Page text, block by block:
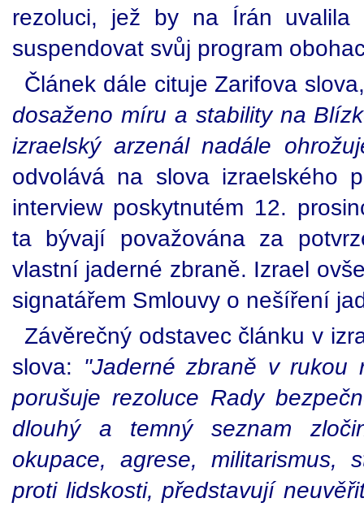
rezoluci, jež by na Írán
suspendovat svůj program
Článek dále cituje Zarifova
dosaženo míru a stability na
izraelský arzenál nadále
odvolává na slova izraelského
interview poskytnutém 12.
ta bývají považována za
vlastní jaderné zbraně. Izrael
signatářem Smlouvy o nešíření
Závěrečný odstavec článku v
slova: "Jaderné zbraně v rukou
porušuje rezoluce Rady
dlouhý a temný seznam
okupace, agrese, militarismus,
proti lidskosti, představují